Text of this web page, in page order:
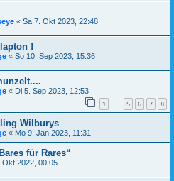
« Sa 7. Okt 2023, 22:48
!
« So 10. Sep 2023, 15:36
« Di 5. Sep 2023, 12:53
1 … 5 6 7 8
Wilburys
« Mo 9. Jan 2023, 11:31
für Rares“
Okt 2022, 00:05